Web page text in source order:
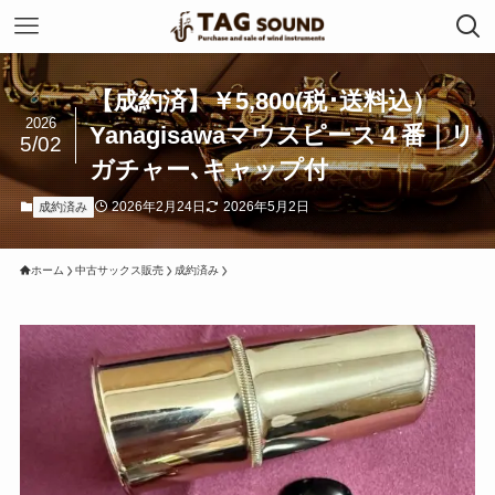
【成約済】￥5,800(税･送料込）
Yanagisawaマウスピース４番｜リ
ガチャー､キャップ付
2026
5/02
成約済み 2026年2月24日 2026年5月2日
ホーム 中古サックス販売 成約済み